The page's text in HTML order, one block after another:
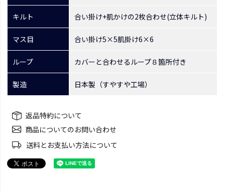
キルト 合い掛け+肌かけの2枚合わせ(立体キルト)
マス目 合い掛け5×5肌掛け6×6
ループ カバーと合わせるループ８箇所付き
製造 日本製（すやすや工場）
返品特約について
商品についてのお問い合わせ
送料とお支払い方法について